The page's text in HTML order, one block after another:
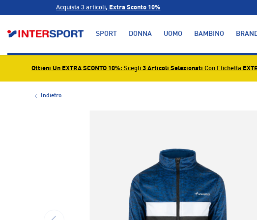
Acquista 3 articoli, Extra Sconto 10%
SPORT DONNA UOMO BAMBINO
Ottieni Un EXTRA SCONTO 10%: Scegli 3 Articoli Selezionati Con Etichetta
Indietro
INDIETRO